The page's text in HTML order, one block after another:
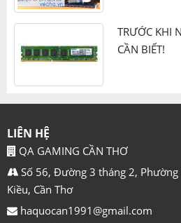
TRƯỚC KHI
CẦN BIẾT!
LIÊN HỆ
QA GAMING CẦN THƠ
Số 56, Đường 3 tháng 2,
Kiều, Cần Thơ
haquocan1991@gmail.com